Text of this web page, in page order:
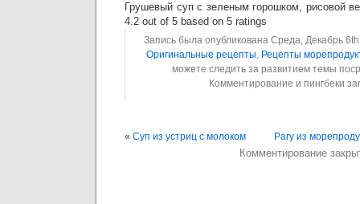
Грушевый суп с зеленым горошком, рисовой
4.2 out of 5 based on 5 ratings
Запись была опубликована Среда, Декабрь
Оригинальные рецепты, Рецепты
можете следить за развитием темы
Комментирование и пингбеки
« Суп из устриц с молоком Рагу из
Комментирование